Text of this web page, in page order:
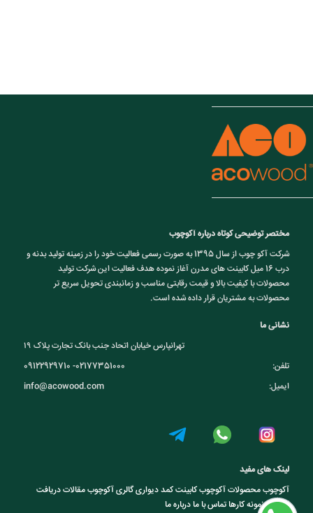
مختصر توضیحی کوتاه درباره آکوچوب
شرکت آکو چوب از سال 1395 به صورت رسمی فعالیت خود را در زمینه تولید بدنه و
درب 16 میل کابینت های مدرن آغاز نموده هدف فعالیت این شرکت تولید
محصولات با کیفیت بالا و قیمت رقابتی مناسب و زمانبندی تحویل سریع تر
محصولات به مشتریان قرار داده شده است.
نشانی ما
تهرانپارس خیابان اتحاد جنب بانک تجارت پلاک ۱۹
تلفن:
09122929710 -02177351000
ایمیل:
info@acowood.com
لینک های مفید
آکوچوبمحصولات آکوچوبکابینتکمد دیواریگالری آکوچوبمقالاتدریافت
کاتالوگنمونه کارهاتماس با مادرباره ما